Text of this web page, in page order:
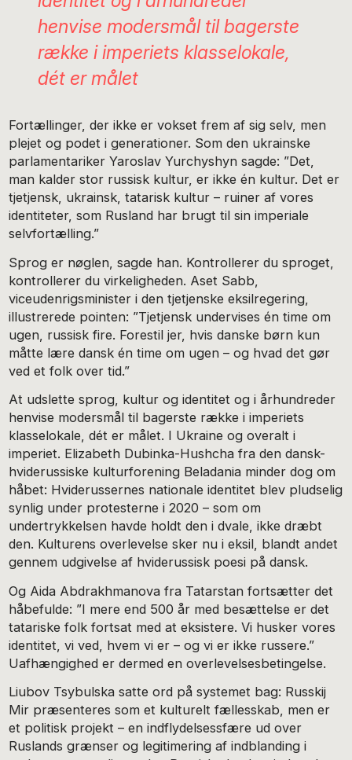
henvise modersmål til bagerste
række i imperiets klasselokale,
dét er målet
Fortællinger, der ikke er vokset frem af sig selv, men
plejet og podet i generationer. Som den ukrainske
parlamentariker Yaroslav Yurchyshyn sagde: ”Det,
man kalder stor russisk kultur, er ikke én kultur. Det er
tjetjensk, ukrainsk, tatarisk kultur – ruiner af vores
identiteter, som Rusland har brugt til sin imperiale
selvfortælling.”
Sprog er nøglen, sagde han. Kontrollerer du sproget,
kontrollerer du virkeligheden. Aset Sabb,
viceudenrigsminister i den tjetjenske eksilregering,
illustrerede pointen: ”Tjetjensk undervises én time om
ugen, russisk fire. Forestil jer, hvis danske børn kun
måtte lære dansk én time om ugen – og hvad det gør
ved et folk over tid.”
At udslette sprog, kultur og identitet og i århundreder
henvise modersmål til bagerste række i imperiets
klasselokale, dét er målet. I Ukraine og overalt i
imperiet. Elizabeth Dubinka-Hushcha fra den dansk-
hviderussiske kulturforening Beladania minder dog om
håbet: Hviderussernes nationale identitet blev pludselig
synlig under protesterne i 2020 – som om
undertrykkelsen havde holdt den i dvale, ikke dræbt
den. Kulturens overlevelse sker nu i eksil, blandt andet
gennem udgivelse af hviderussisk poesi på dansk.
Og Aida Abdrakhmanova fra Tatarstan fortsætter det
håbefulde: ”I mere end 500 år med besættelse er det
tatariske folk fortsat med at eksistere. Vi husker vores
identitet, vi ved, hvem vi er – og vi er ikke russere.”
Uafhængighed er dermed en overlevelsesbetingelse.
Liubov Tsybulska satte ord på systemet bag: Russkij
Mir præsenteres som et kulturelt fællesskab, men er
et politisk projekt – en indflydelsessfære ud over
Ruslands grænser og legitimering af indblanding i